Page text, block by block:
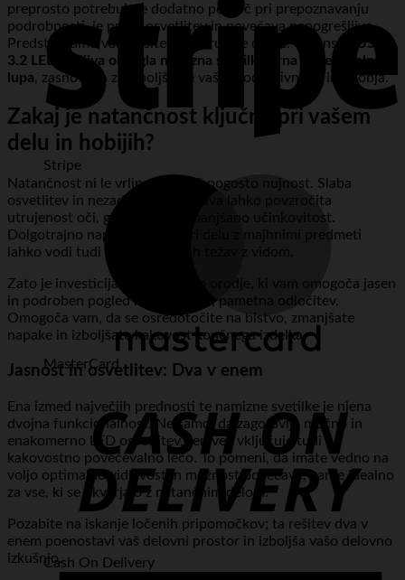
Stripe
MasterCard
Cash On Delivery
preprosto potrebujete dodatno pomoč pri prepoznavanju
podrobnosti, je prava osvetlitev in povečava nepogrešljiva.
Predstavljamo vam rešitev, ki združuje oboje: vrhunsko
USB
3.2 LED gibljiva okrogla namizna svetilka črna povečevalna
lupa, zasnovana za izboljšanje vaše produktivnosti in udobja.
Zakaj je natančnost ključna pri vašem
delu in hobijih?
Natančnost ni le vrlina, temveč pogosto nujnost. Slaba
osvetlitev in nezadostna povečava lahko povzročita
utrujenost oči, glavobole in zmanjšano učinkovitost.
Dolgotrajno naprezanje oči pri delu z majhnimi predmeti
lahko vodi tudi do dolgoročnih težav z vidom.
Zato je investicija v kakovostno orodje, ki vam omogoča jasen
in podroben pogled na vaše delo, pametna odločitev.
Omogoča vam, da se osredotočite na bistvo, zmanjšate
napake in izboljšate kakovost končnega izdelka.
Jasnost in osvetlitev: Dva v enem
Ena izmed največjih prednosti te namizne svetilke je njena
dvojna funkcionalnost. Ne samo, da zagotavlja močno in
enakomerno LED osvetlitev, temveč vključuje tudi
kakovostno povečevalno lečo. To pomeni, da imate vedno na
voljo optimalno vidljivost in možnost povečave, kar je idealno
za vse, ki se ukvarjajo z natančnim delom.
Pozabite na iskanje ločenih pripomočkov; ta rešitev dva v
enem poenostavi vaš delovni prostor in izboljša vašo delovno
izkušnjo.